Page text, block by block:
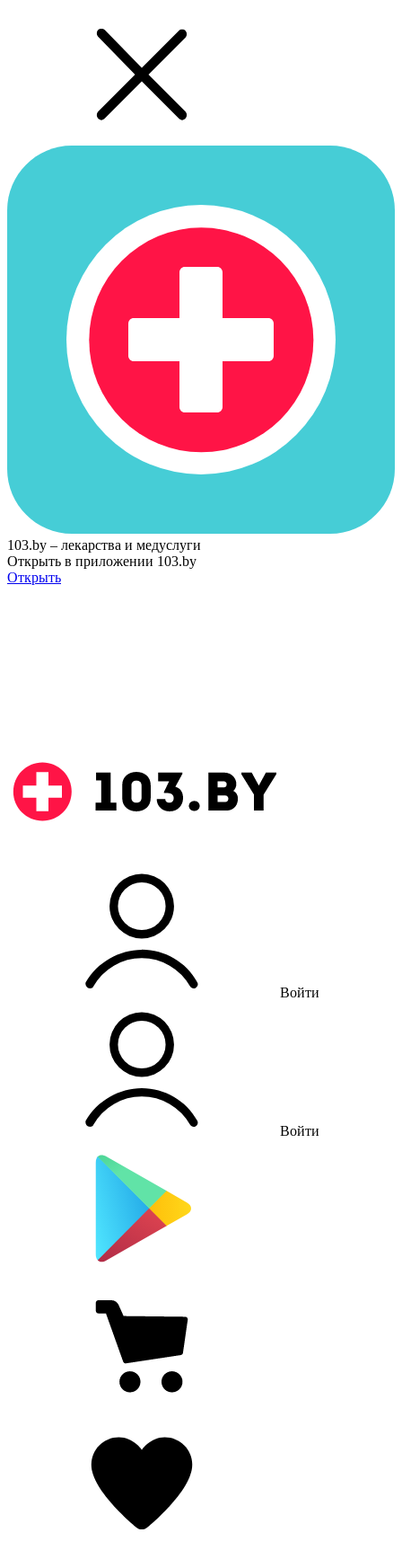
103.by – лекарства и медуслуги
Открыть в приложении 103.by
Открыть
Войти
Войти